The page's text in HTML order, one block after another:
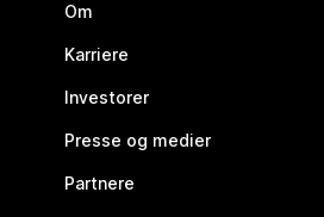
Om
Karriere
Investorer
Presse og medier
Partnere